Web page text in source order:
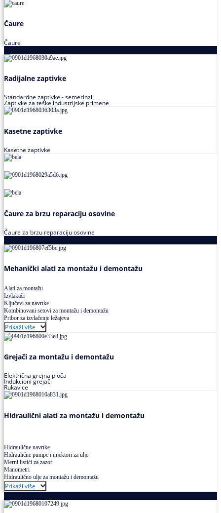
Čaure
Čaure
Radijalne zaptivke
Standardne zaptivke - semerinzi
Zaptivke za teške industrijske primene
Kasetne zaptivke
Kasetne zaptivke
Čaure za brzu reparaciju osovine
Čaure za brzu reparaciju osovine
Mehanički alati za montažu i demontažu
Alati za montažu
Izvlakači
Ključevi za navrtke
Kombinovani setovi za montažu i demontažu
Pribor za izvlačenje ležajeva
Prikaži više
Grejači za montažu i demontažu
Električna grejna ploča
Indukcioni grejači
Rukavice
Hidraulični alati za montažu i demontažu
Hidraulične navrtke
Hidraulične pumpe i injektori za ulje
Merni listići za zazor
Manometri
Hidraulično ulje za montažu i demontažu
Prikaži više